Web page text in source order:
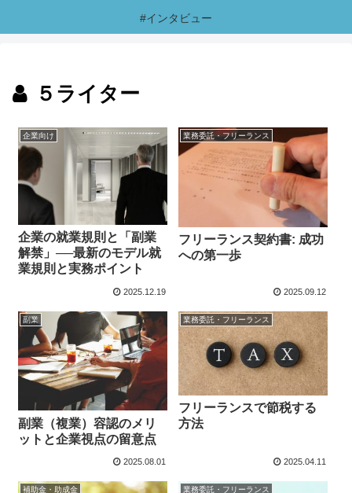
#インタビュー
５ライター
企業向け
企業の就業規則と「副業
解禁」──最新のモデル就
業規則と実務ポイント
2025.12.19
業務委託・フリーランス
フリーランス契約書: 成功
への第一歩
2025.09.12
副業
副業（複業）容認のメリ
ットと企業視点の留意点
2025.08.01
業務委託・フリーランス
フリーランスで節税する
方法
2025.04.11
補助金・助成金 業務委託・フリーランス